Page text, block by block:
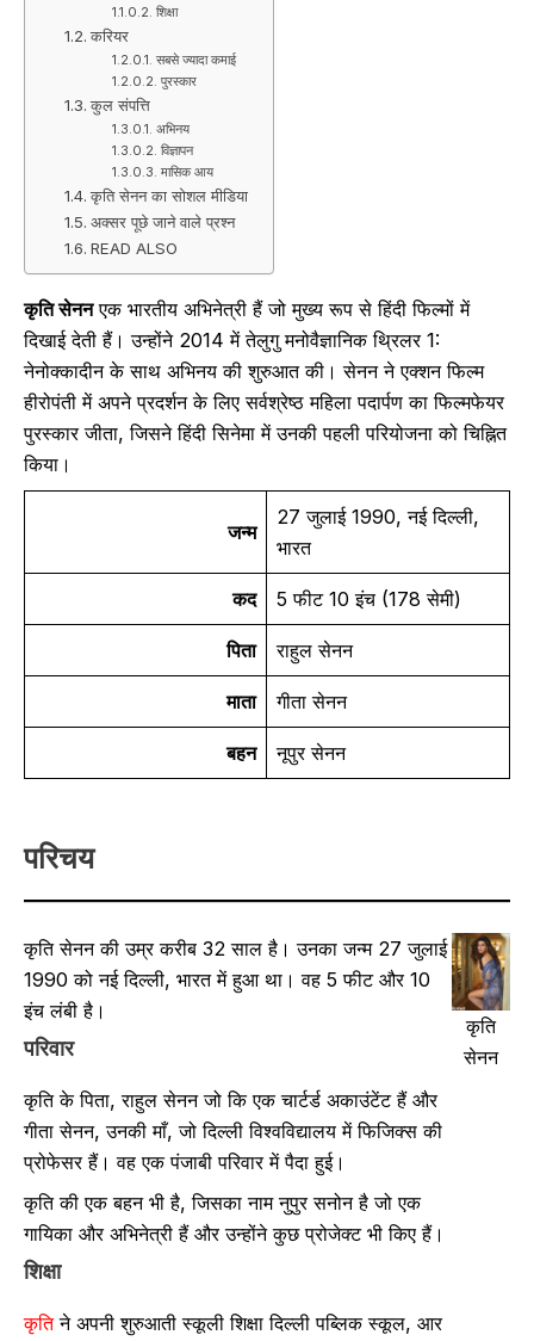
शिक्षा
करियर
सबसे ज्यादा कमाई
पुरस्कार
कुल संपत्ति
अभिनय
विज्ञापन
मासिक आय
कृति सेनन का सोशल मीडिया
अक्सर पूछे जाने वाले प्रश्न
READ ALSO
कृति सेननएक भारतीय अभिनेत्री हैं जो मुख्य रूप से हिंदी फिल्मों में
दिखाई देती हैं। उन्होंने 2014 में तेलुगु मनोवैज्ञानिक थ्रिलर 1:
नेनोक्कादीन के साथ अभिनय की शुरुआत की। सेनन ने एक्शन फिल्म
हीरोपंती में अपने प्रदर्शन के लिए सर्वश्रेष्ठ महिला पदार्पण का फिल्मफेयर
पुरस्कार जीता, जिसने हिंदी सिनेमा में उनकी पहली परियोजना को चिह्नित
किया।
जन्म
27 जुलाई 1990, नई दिल्ली,
भारत
कद 5 फीट 10 इंच (178 सेमी)
पिता राहुल सेनन
माता गीता सेनन
बहन नूपुर सेनन
परिचय
कृति सेनन की उम्र करीब 32 साल है। उनका जन्म 27 जुलाई
1990 को नई दिल्ली, भारत में हुआ था। वह 5 फीट और 10
इंच लंबी है।
परिवार
कृति के पिता, राहुल सेनन जो कि एक चार्टर्ड अकाउंटेंट हैं और
गीता सेनन, उनकी माँ, जो दिल्ली विश्वविद्यालय में फिजिक्स की
प्रोफेसर हैं। वह एक पंजाबी परिवार में पैदा हुई।
कृति की एक बहन भी है, जिसका नाम नुपुर सनोन है जो एक
गायिका और अभिनेत्री हैं और उन्होंने कुछ प्रोजेक्ट भी किए हैं।
शिक्षा
कृतिने अपनी शुरुआती स्कूली शिक्षा दिल्ली पब्लिक स्कूल, आर
कृति
सेनन